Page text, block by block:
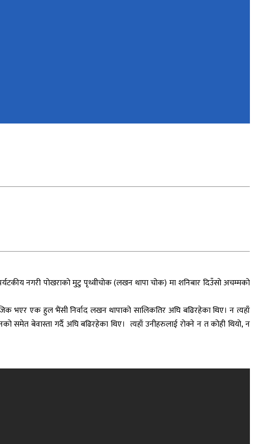
नगरी पाेखराकाे मुटु पृथ्वीचाेक (लखन थापा चोक) मा शनिबार दिउँसो अचम्मको
भएर एक हुल भैंसी निर्वाद लखन थापाको सालिकतिर अघि बढिरहेका थिए। न त्यहाँ
समेत बेवास्ता गर्दै अघि बढिरहेका थिए। त्यहाँ उनीहरुलाई रोक्ने न त कोही थियो, न